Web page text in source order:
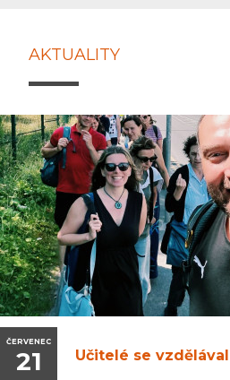
AKTUALITY
ČERVENEC
21 Učitelé se